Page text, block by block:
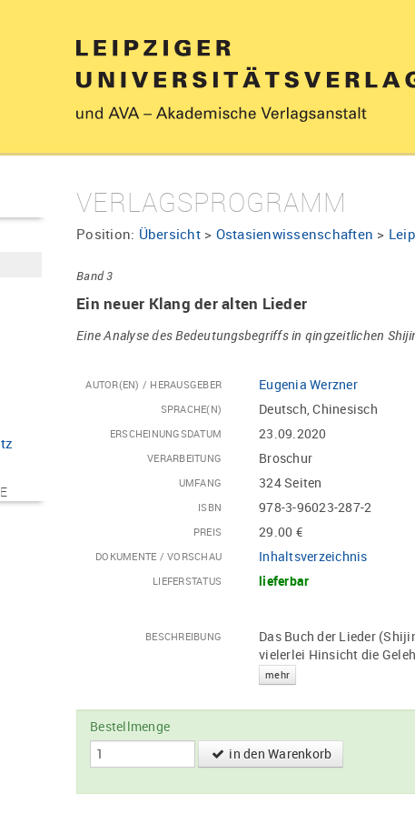
VERLAGSPROGRAMM
Position: Übersicht> Ostasienwissenschaften >
Band 3
Ein neuer Klang der alten Lieder
Eine Analyse des Bedeutungsbegriffs in qingzeitlichen
AUTOR(EN) / HERAUSGEBER Eugenia Werzner
SPRACHE(N) Deutsch, Chinesisch
ERSCHEINUNGSDATUM 23.09.2020
VERARBEITUNG Broschur
UMFANG 324 Seiten
ISBN 978-3-96023-287-2
PREIS 29.00 €
DOKUMENTE / VORSCHAU Inhaltsverzeichnis
LIEFERSTATUS lieferbar
BESCHREIBUNG
Das Buch der Lieder
vielerlei Hinsicht die
mehr
Bestellmenge
in den Warenkorb